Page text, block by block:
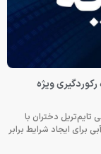
ویژه
دختران با
برای ایجاد شرایط برابر